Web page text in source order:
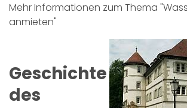
Mehr Informationen zum Thema
anmieten"
Geschichte
des